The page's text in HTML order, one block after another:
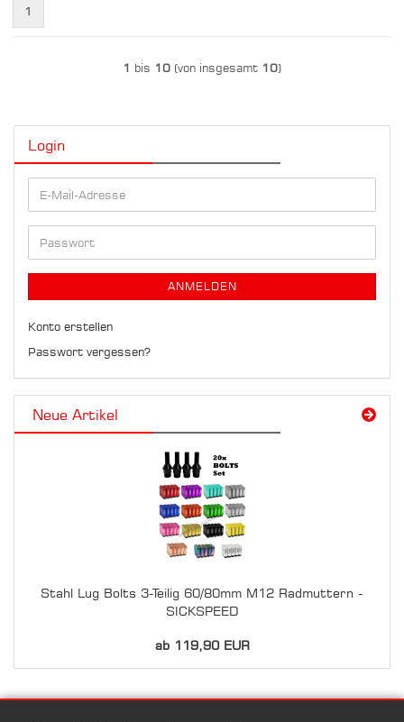
1
1 bis 10 (von insgesamt 10)
Login
E-
Mail-
Adresse
Passwort
ANMELDEN
Konto erstellen
Passwort vergessen?
Neue Artikel
Stahl Lug Bolts 3-Teilig 60/80mm M12 Radmuttern -
SICKSPEED
ab 119,90 EUR